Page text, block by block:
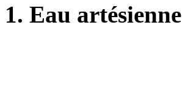
1. Eau artésienne